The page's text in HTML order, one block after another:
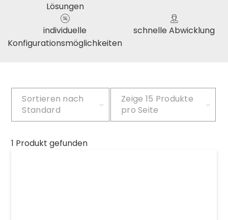
Lösungen
individuelle
Konfigurationsmöglichkeiten
schnelle Abwicklung
Sortieren nach
Standard
Zeige 15 Produkte
pro Seite
1 Produkt gefunden